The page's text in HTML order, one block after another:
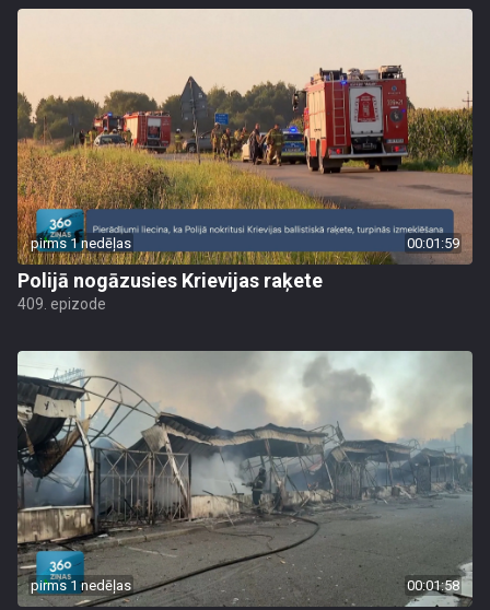
pirms 1 nedēļas 00:01:59
Polijā nogāzusies Krievijas raķete
409. epizode
pirms 1 nedēļas 00:01:58